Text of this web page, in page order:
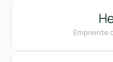
Empreinte